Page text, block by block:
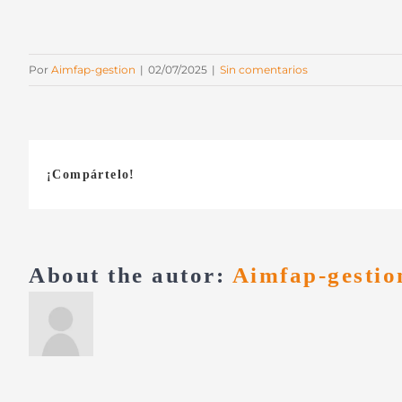
Por Aimfap-gestion | 02/07/2025 | Sin comentarios
¡Compártelo!
About the autor: Aimfap-